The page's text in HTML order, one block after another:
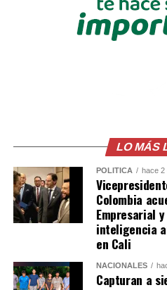
Uno de los momentos que
participación de Haaland en
una celebración popularizada
atacante del Manchester
mientras los invitados
Erling
the ‘viking
Gianluigi
wedding
LO MÁS
POLÍTICA hace 2
Colombia
Empresarial
inteligencia
en Cali
NACIONALES
Capturan a